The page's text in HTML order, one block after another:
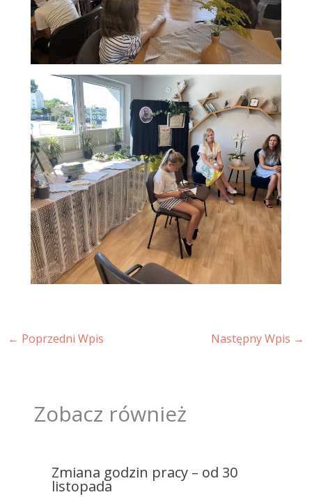
← Poprzedni Wpis Następny Wpis →
Zobacz również
Zmiana godzin pracy – od 30
listopada